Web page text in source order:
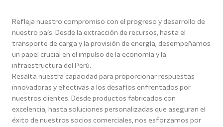
Refleja nuestro compromiso con el progreso y desarrollo de
nuestro país. Desde la extracción de recursos, hasta el
transporte de carga y la provisión de energía, desempeñamos
un papel crucial en el impulso de la economía y la
infraestructura del Perú.
Resalta nuestra capacidad para proporcionar respuestas
innovadoras y efectivas a los desafíos enfrentados por
nuestros clientes. Desde productos fabricados con
excelencia, hasta soluciones personalizadas que aseguran el
éxito de nuestros socios comerciales, nos esforzamos por